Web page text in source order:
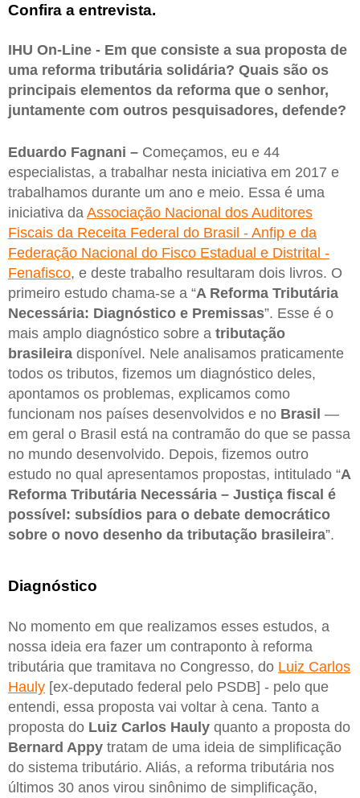
Confira a entrevista.
IHU On-Line - Em que consiste a sua proposta de
uma reforma tributária solidária? Quais são os
principais elementos da reforma que o senhor,
juntamente com outros pesquisadores, defende?
Eduardo Fagnani – Começamos, eu e 44
especialistas, a trabalhar nesta iniciativa em 2017 e
trabalhamos durante um ano e meio. Essa é uma
iniciativa da Associação Nacional dos Auditores
Fiscais da Receita Federal do Brasil - Anfip e da
Federação Nacional do Fisco Estadual e Distrital -
Fenafisco, e deste trabalho resultaram dois livros. O
primeiro estudo chama-se a “A Reforma Tributária
Necessária: Diagnóstico e Premissas”. Esse é o
mais amplo diagnóstico sobre a tributação
brasileira disponível. Nele analisamos praticamente
todos os tributos, fizemos um diagnóstico deles,
apontamos os problemas, explicamos como
funcionam nos países desenvolvidos e no Brasil —
em geral o Brasil está na contramão do que se passa
no mundo desenvolvido. Depois, fizemos outro
estudo no qual apresentamos propostas, intitulado “A
Reforma Tributária Necessária – Justiça fiscal é
possível: subsídios para o debate democrático
sobre o novo desenho da tributação brasileira”.
Diagnóstico
No momento em que realizamos esses estudos, a
nossa ideia era fazer um contraponto à reforma
tributária que tramitava no Congresso, do Luiz Carlos
Hauly [ex-deputado federal pelo PSDB] - pelo que
entendi, essa proposta vai voltar à cena. Tanto a
proposta do Luiz Carlos Hauly quanto a proposta do
Bernard Appy tratam de uma ideia de simplificação
do sistema tributário. Aliás, a reforma tributária nos
últimos 30 anos virou sinônimo de simplificação,